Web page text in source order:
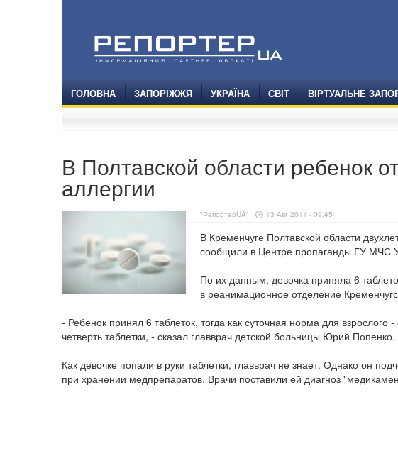
ГОЛОВНА ЗАПОРІЖЖЯ УКРАЇНА СВІТ ВІРТУАЛЬНЕ
В Полтавской области ребенок
аллергии
"РепортерUA" 13 Авг 2011 - 09:45
В Кременчуге Полтавской области
сообщили в Центре пропаганды ГУ МЧС
По их данным, девочка приняла 6
в реанимационное отделение
- Ребенок принял 6 таблеток, тогда как суточная норма для
четверть таблетки, - сказал главврач детской больницы Юрий Попенко.
Как девочке попали в руки таблетки, главврач не знает. Однако он
при хранении медпрепаратов. Врачи поставили ей диагноз